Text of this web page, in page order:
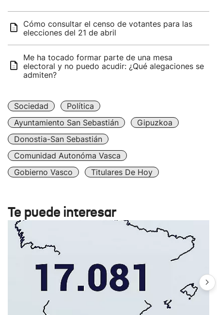
Cómo consultar el censo de votantes para las
elecciones del 21 de abril
Me ha tocado formar parte de una mesa
electoral y no puedo acudir: ¿Qué alegaciones se
admiten?
Sociedad
Política
Ayuntamiento San Sebastián
Gipuzkoa
Donostia-San Sebastián
Comunidad Autonóma Vasca
Gobierno Vasco
Titulares De Hoy
Te puede interesar